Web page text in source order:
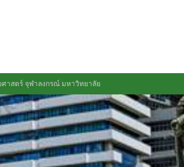
าสตร์ จุฬาลงกรณ์ มหาวิทยาลัย